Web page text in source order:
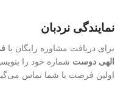
نمایندگی نردبان
برای دریافت مشاوره رایگان با
الهی دوست شماره خود را
اولین فرصت با شما تماس